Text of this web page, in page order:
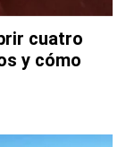
cuatro
y cómo